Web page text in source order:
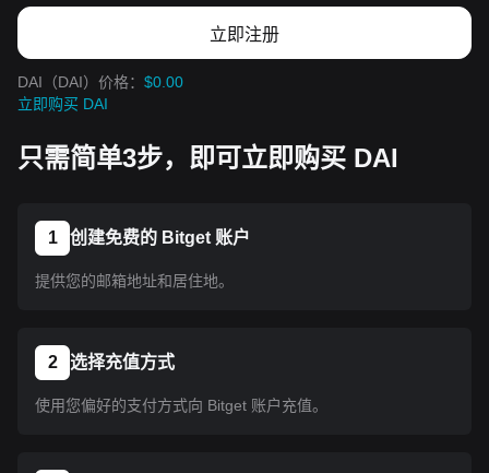
立即注册
DAI（DAI）价格： $0.00
立即购买 DAI
只需简单3步，即可立即购买 DAI
1 创建免费的 Bitget 账户
提供您的邮箱地址和居住地。
2 选择充值方式
使用您偏好的支付方式向 Bitget 账户充值。